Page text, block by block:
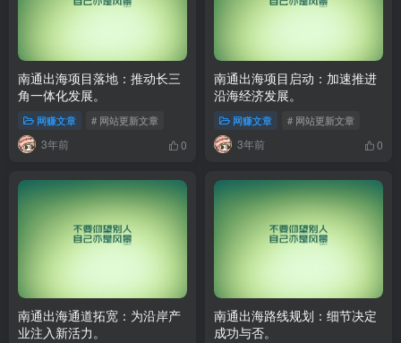
南通出海项目落地：推动长三
角一体化发展。
网赚文章 # 网站更新文章
3年前 0
南通出海项目启动：加速推进
沿海经济发展。
网赚文章 # 网站更新文章
3年前 0
南通出海通道拓宽：为沿岸产
业注入新活力。
南通出海路线规划：细节决定
成功与否。